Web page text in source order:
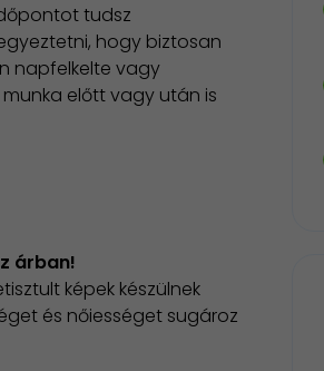
tudsz
hogy biztosan
napfelkelte vagy
előtt vagy után is
árban!
képek készülnek
és nőiességet sugároz